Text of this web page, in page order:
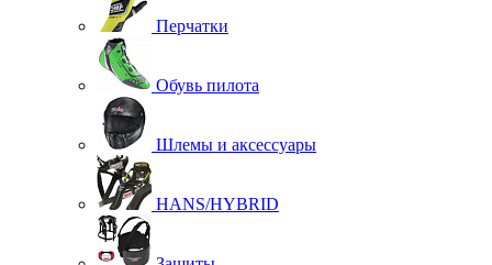
Перчатки
Обувь пилота
Шлемы и аксессуары
HANS/HYBRID